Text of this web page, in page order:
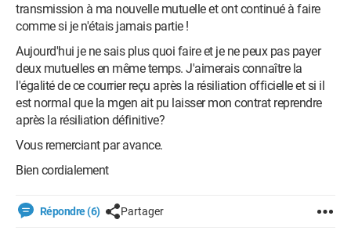
transmission à ma nouvelle mutuelle et ont continué à faire
comme si je n'étais jamais partie !
Aujourd'hui je ne sais plus quoi faire et je ne peux pas payer
deux mutuelles en même temps. J'aimerais connaître la
l'égalité de ce courrier reçu après la résiliation officielle et si il
est normal que la mgen ait pu laisser mon contrat reprendre
après la résiliation définitive?
Vous remerciant par avance.
Bien cordialement
Répondre (6) Partager